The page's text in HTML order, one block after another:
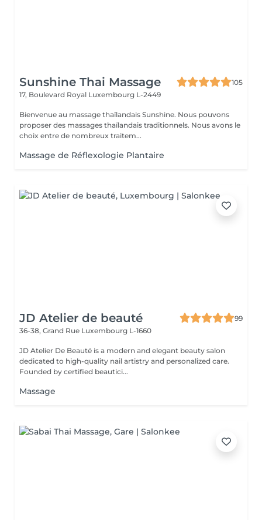
Sunshine Thai Massage
105
17, Boulevard Royal Luxembourg L-2449
Bienvenue au massage thaïlandais Sunshine. Nous pouvons
proposer des massages thaïlandais traditionnels. Nous avons le
choix entre de nombreux traitem...
Massage de Réflexologie Plantaire
JD Atelier de beauté
99
36-38, Grand Rue Luxembourg L-1660
JD Atelier De Beauté is a modern and elegant beauty salon
dedicated to high-quality nail artistry and personalized care.
Founded by certified beautici...
Massage